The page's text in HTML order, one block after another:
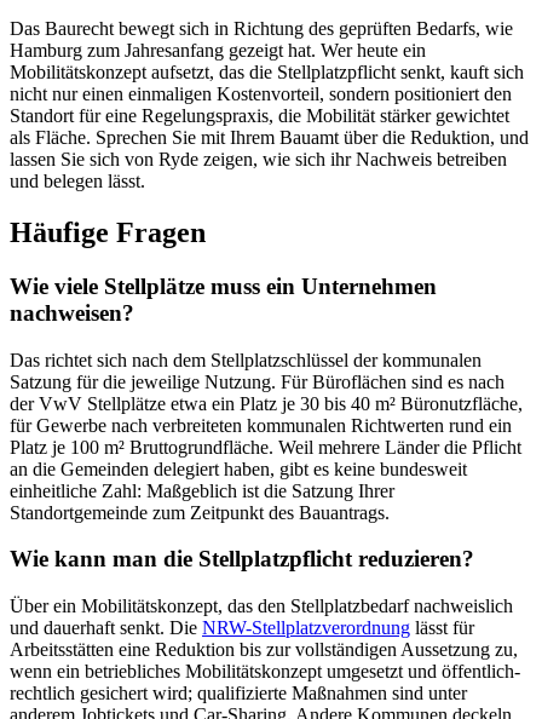
Das Baurecht bewegt sich in Richtung des geprüften Bedarfs, wie
Hamburg zum Jahresanfang gezeigt hat. Wer heute ein
Mobilitätskonzept aufsetzt, das die Stellplatzpflicht senkt, kauft sich
nicht nur einen einmaligen Kostenvorteil, sondern positioniert den
Standort für eine Regelungspraxis, die Mobilität stärker gewichtet
als Fläche. Sprechen Sie mit Ihrem Bauamt über die Reduktion, und
lassen Sie sich von Ryde zeigen, wie sich ihr Nachweis betreiben
und belegen lässt.
Häufige Fragen
Wie viele Stellplätze muss ein Unternehmen
nachweisen?
Das richtet sich nach dem Stellplatzschlüssel der kommunalen
Satzung für die jeweilige Nutzung. Für Büroflächen sind es nach
der VwV Stellplätze etwa ein Platz je 30 bis 40 m² Büronutzfläche,
für Gewerbe nach verbreiteten kommunalen Richtwerten rund ein
Platz je 100 m² Bruttogrundfläche. Weil mehrere Länder die Pflicht
an die Gemeinden delegiert haben, gibt es keine bundesweit
einheitliche Zahl: Maßgeblich ist die Satzung Ihrer
Standortgemeinde zum Zeitpunkt des Bauantrags.
Wie kann man die Stellplatzpflicht reduzieren?
Über ein Mobilitätskonzept, das den Stellplatzbedarf nachweislich
und dauerhaft senkt. Die NRW-Stellplatzverordnung lässt für
Arbeitsstätten eine Reduktion bis zur vollständigen Aussetzung zu,
wenn ein betriebliches Mobilitätskonzept umgesetzt und öffentlich-
rechtlich gesichert wird; qualifizierte Maßnahmen sind unter
anderem Jobtickets und Car-Sharing. Andere Kommunen deckeln